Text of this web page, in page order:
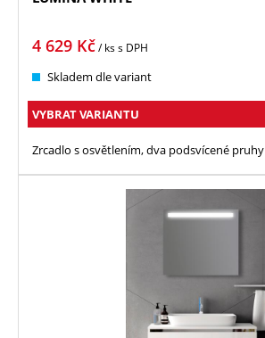
4 629 Kč/ kss DPH
Skladem dle variant
VYBRAT VARIANTU
Zrcadlo s osvětlením, dva podsvícené pruhy